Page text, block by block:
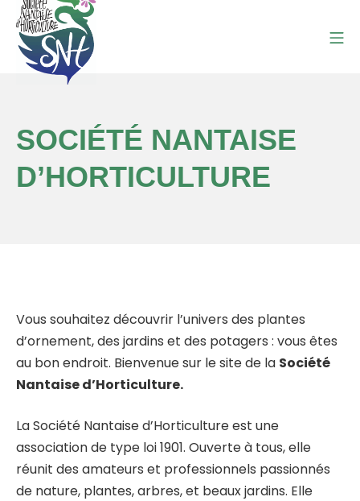
Aller
contenu
SOCIÉTÉ NANTAISE
D’HORTICULTURE
Vous souhaitez découvrir l’univers des plantes
d’ornement, des jardins et des potagers : vous êtes
au bon endroit. Bienvenue sur le site de la Société
Nantaise d’Horticulture.
La Société Nantaise d’Horticulture est une
association de type loi 1901. Ouverte à tous, elle
réunit des amateurs et professionnels passionnés
de nature, plantes, arbres, et beaux jardins. Elle